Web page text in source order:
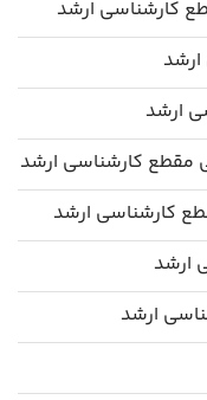
کارشناسی ارشد
ارشد
مقطع کارشناسی ارشد
کارشناسی ارشد
ارشد
ارشد